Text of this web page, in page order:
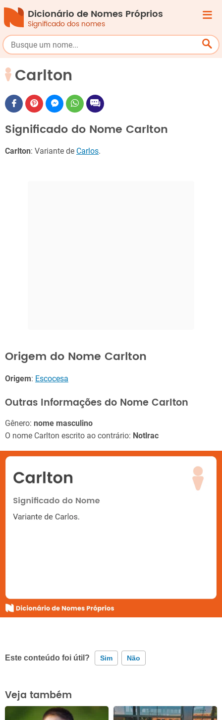
Dicionário de Nomes Próprios
Significado dos nomes
Carlton
Significado do Nome Carlton
Carlton: Variante de Carlos.
Origem do Nome Carlton
Origem: Escocesa
Outras Informações do Nome Carlton
Gênero: nome masculino
O nome Carlton escrito ao contrário: Notlrac
Este conteúdo foi útil? Sim Não
Este conteúdo contém informação incorreta
Este conteúdo não tem a informação que procuro
Veja também